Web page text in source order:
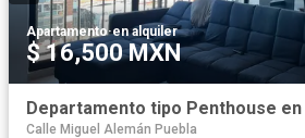
Apartamento·en alquiler
$ 16,500 MXN
Calle Miguel Alemán Puebla